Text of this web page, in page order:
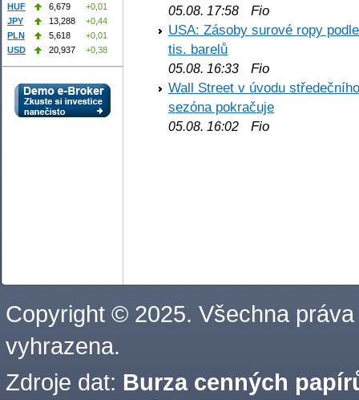
05.08. 17:58 Fio
USA: Zásoby surové ropy
tis. barelů
05.08. 16:33 Fio
Wall Street v úvodu
sezóna pokračuje
05.08. 16:02 Fio
HUF
6,679
+0,01
JPY
13,288
+0,44
PLN
5,618
+0,01
USD
20,937 +0,38
Copyright © 2025. Všechna práva
vyhrazena.
Zdroje dat: Burza cenných